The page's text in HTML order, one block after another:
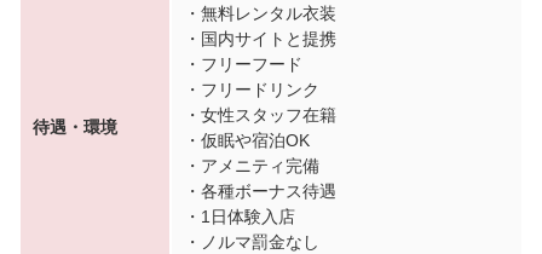
待遇・環境
・無料レンタル衣装
・国内サイトと提携
・フリーフード
・フリードリンク
・女性スタッフ在籍
・仮眠や宿泊OK
・アメニティ完備
・各種ボーナス待遇
・1日体験入店
・ノルマ罰金なし